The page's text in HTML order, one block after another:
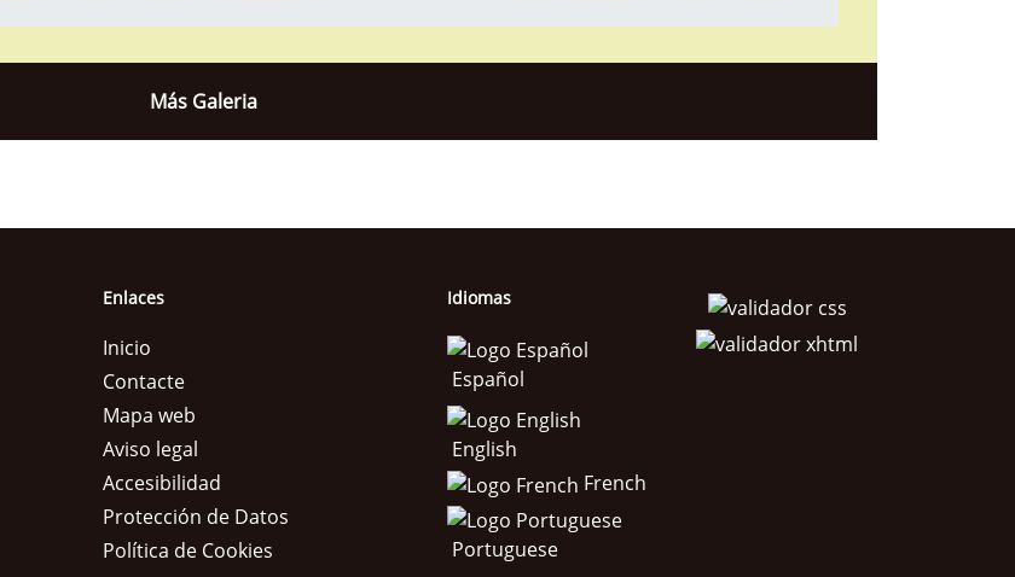
Más Galeria
Enlaces
Inicio
Contacte
Mapa web
Aviso legal
Accesibilidad
Protección de Datos
Política de Cookies
Idiomas
Español
English
French
Portuguese